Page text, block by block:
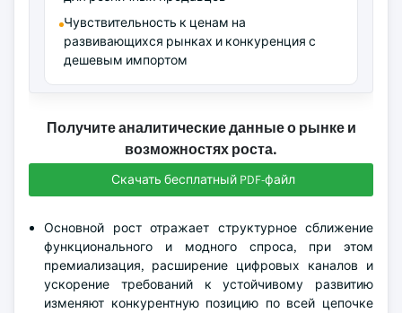
Чувствительность к ценам на
развивающихся рынках и конкуренция с
дешевым импортом
Получите аналитические данные о рынке и
возможностях роста.
Скачать бесплатный PDF-файл
Основной рост отражает структурное сближение
функционального и модного спроса, при этом
премиализация, расширение цифровых каналов и
ускорение требований к устойчивому развитию
изменяют конкурентную позицию по всей цепочке